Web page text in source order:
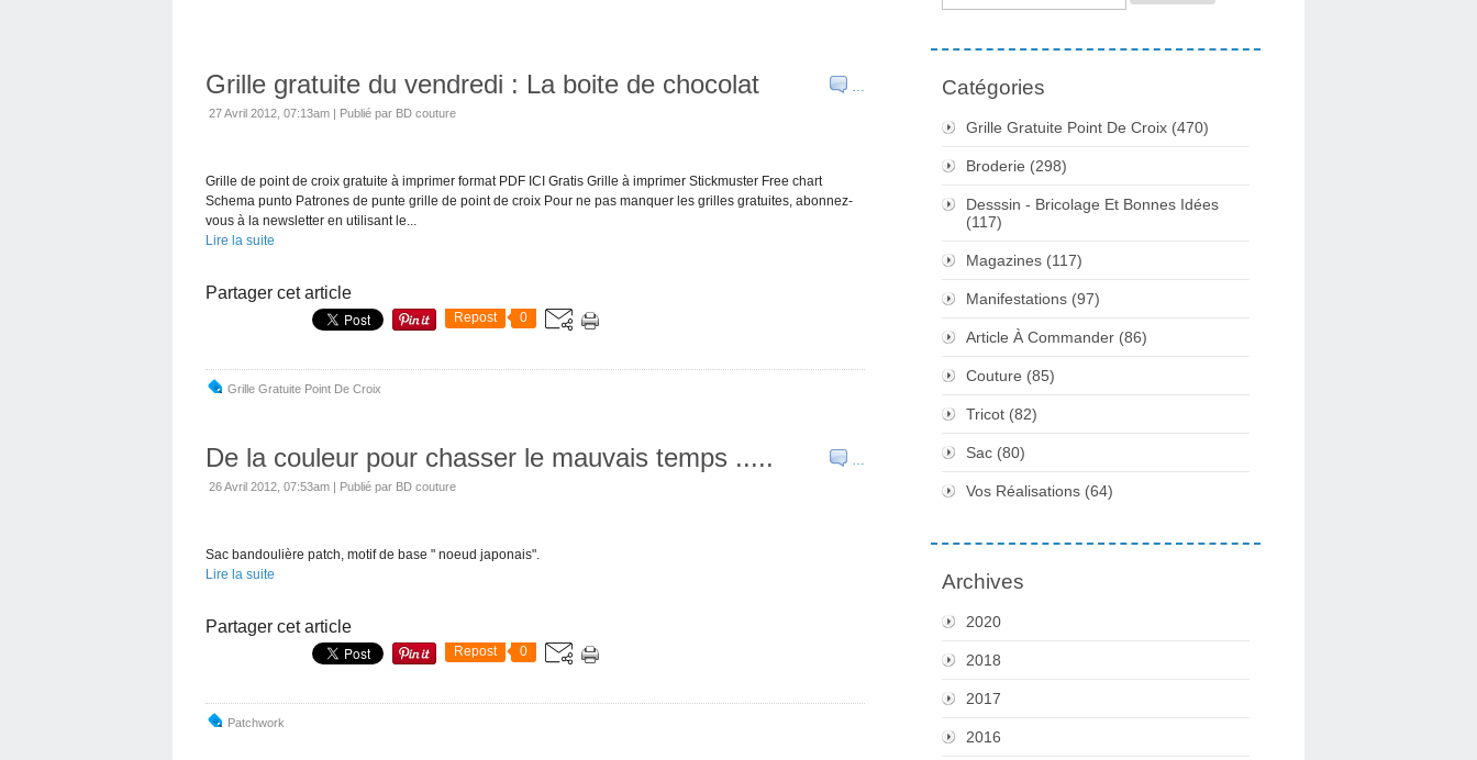
…
Grille gratuite du vendredi : La boite de chocolat
27 Avril 2012, 07:13am | Publié par BD couture
Grille de point de croix gratuite à imprimer format PDF ICI Gratis Grille à imprimer Stickmuster Free chart
Schema punto Patrones de punte grille de point de croix Pour ne pas manquer les grilles gratuites, abonnez-
vous à la newsletter en utilisant le...
Lire la suite
Partager cet article
Repost 0
Grille Gratuite Point De Croix
…
De la couleur pour chasser le mauvais temps .....
26 Avril 2012, 07:53am | Publié par BD couture
Sac bandoulière patch, motif de base " noeud japonais".
Lire la suite
Partager cet article
Repost 0
Patchwork
Catégories
Grille Gratuite Point De Croix (470)
Broderie (298)
Desssin - Bricolage Et Bonnes Idées
(117)
Magazines (117)
Manifestations (97)
Article À Commander (86)
Couture (85)
Tricot (82)
Sac (80)
Vos Réalisations (64)
Archives
2020
2018
2017
2016